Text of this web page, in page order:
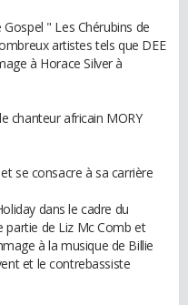
" Les Chérubins de
artistes tels que DEE
à Horace Silver à
chanteur africain MORY
se consacre à sa carrière
dans le cadre du
partie de Liz Mc Comb et
à la musique de Billie
et le contrebassiste